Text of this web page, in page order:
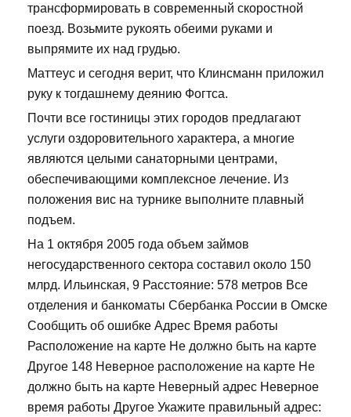
трансформировать в современный скоростной
поезд. Возьмите рукоять обеими руками и
выпрямите их над грудью.
Маттеус и сегодня верит, что Клинсманн приложил
руку к тогдашнему деянию Фогтса.
Почти все гостиницы этих городов предлагают
услуги оздоровительного характера, а многие
являются целыми санаторными центрами,
обеспечивающими комплексное лечение. Из
положения вис на турнике выполните плавный
подъем.
На 1 октября 2005 года объем займов
негосударственного сектора составил около 150
млрд. Ильинская, 9 Расстояние: 578 метров Все
отделения и банкоматы Сбербанка России в Омске
Сообщить об ошибке Адрес Время работы
Расположение на карте Не должно быть на карте
Другое 148 Неверное расположение на карте Не
должно быть на карте Неверный адрес Неверное
время работы Другое Укажите правильный адрес: